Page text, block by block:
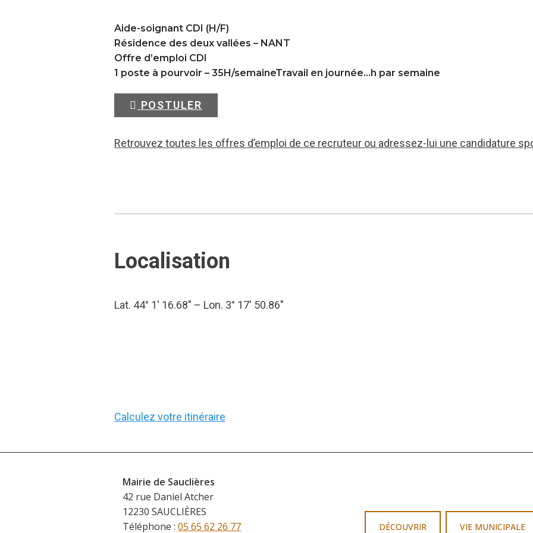
Aide-soignant CDI (H/F)
Résidence des deux vallées – NANT
Offre d’emploi CDI
1 poste à pourvoir – 35H/semaineTravail en journée…h par semaine
POSTULER
Retrouvez toutes les offres d’emploi de ce recruteur ou adressez-lui une candidature
Localisation
Lat. 44° 1′ 16.68″ – Lon. 3° 17′ 50.86″
Calculez votre itinéraire
Mairie de Sauclières
42 rue Daniel Atcher
12230 SAUCLIÈRES
Téléphone : 05 65 62 26 77 DÉCOUVRIR VIE MUNICIPALE